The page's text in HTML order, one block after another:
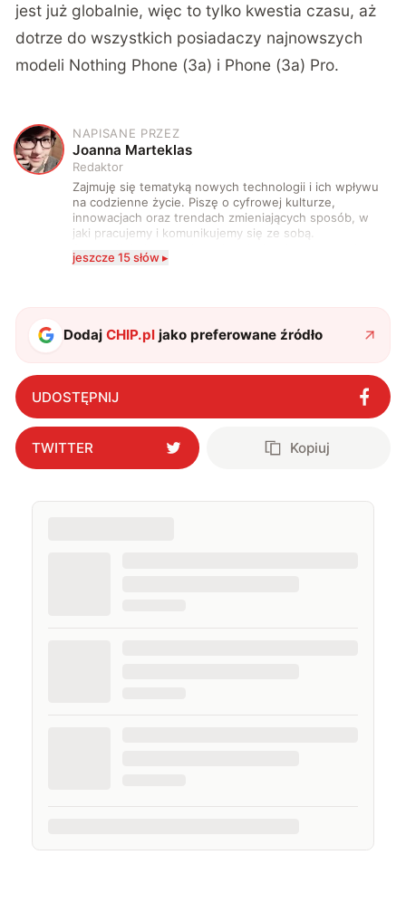
jest już globalnie, więc to tylko kwestia czasu, aż
dotrze do wszystkich posiadaczy najnowszych
modeli Nothing Phone (3a) i Phone (3a) Pro.
J
NAPISANE PRZEZ
Joanna Marteklas
Redaktor
Zajmuję się tematyką nowych technologii i ich wpływu
na codzienne życie. Piszę o cyfrowej kulturze,
innowacjach oraz trendach zmieniających sposób, w
jaki pracujemy i komunikujemy się ze sobą.
technologii a współczesną popkulturą. W wolnych
jeszcze 15 słów ▸
DodajCHIP.pl jako preferowane źródło
UDOSTĘPNIJ
TWITTER Kopiuj